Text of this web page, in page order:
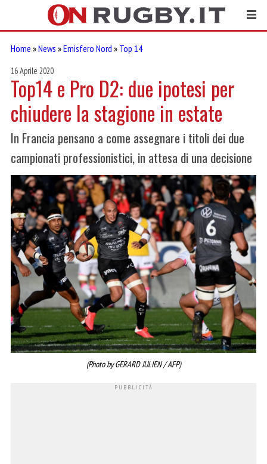
Home »News »Emisfero Nord » Top 14
16 Aprile 2020
Top14 e Pro D2: due ipotesi per
chiudere la stagione in estate
In Francia pensano a come assegnare i titoli dei due
campionati professionistici, in attesa di una decisione
(Photo by GERARD JULIEN / AFP)